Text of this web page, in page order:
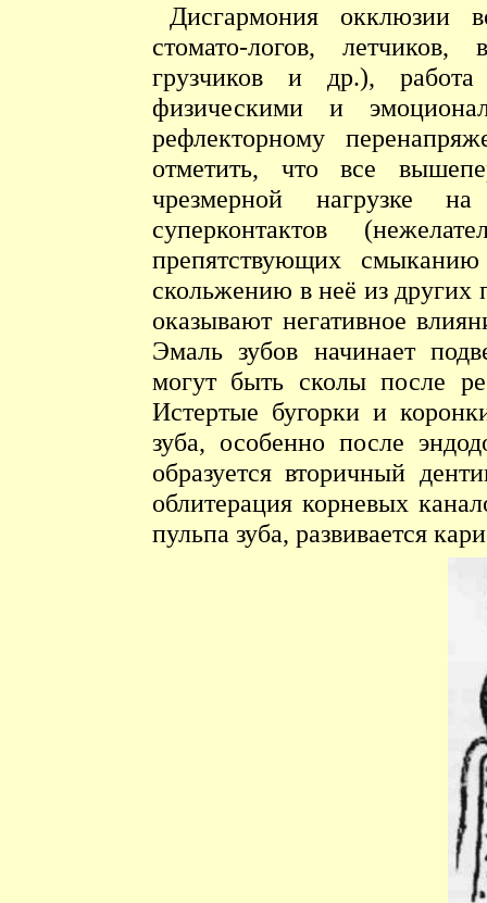
Дисгармония окклюзии
стомато-логов, летчиков,
грузчиков и др.),
физическими и
рефлекторному
отметить, что все
чрезмерной нагрузке
суперконтактов
препятствующих
скольжению в неё из
оказывают негативное
Эмаль зубов начинает
могут быть сколы после
Истертые бугорки и
зуба, особенно после
образуется вторичный
облитерация корневых
пульпа зуба, развивается